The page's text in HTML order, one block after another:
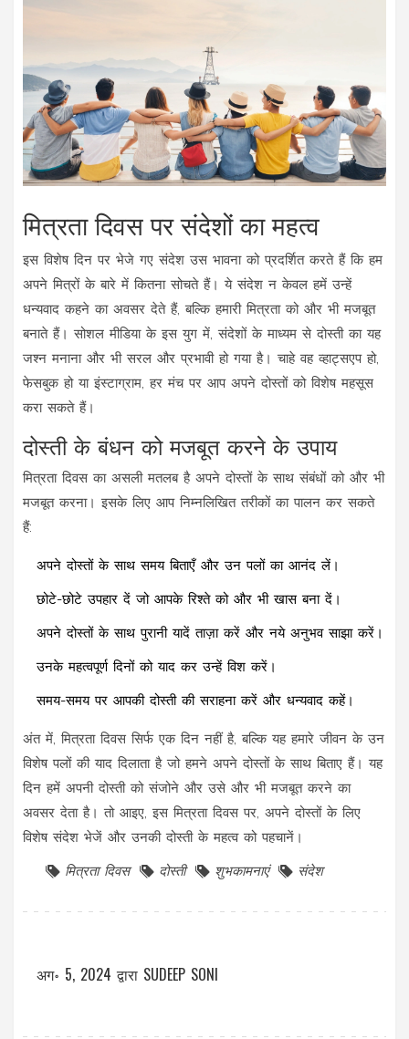
मित्रता दिवस पर संदेशों का महत्व
इस विशेष दिन पर भेजे गए संदेश उस भावना को प्रदर्शित करते हैं कि हम
अपने मित्रों के बारे में कितना सोचते हैं। ये संदेश न केवल हमें उन्हें
धन्यवाद कहने का अवसर देते हैं, बल्कि हमारी मित्रता को और भी मजबूत
बनाते हैं। सोशल मीडिया के इस युग में, संदेशों के माध्यम से दोस्ती का यह
जश्न मनाना और भी सरल और प्रभावी हो गया है। चाहे वह व्हाट्सएप हो,
फेसबुक हो या इंस्टाग्राम, हर मंच पर आप अपने दोस्तों को विशेष महसूस
करा सकते हैं।
दोस्ती के बंधन को मजबूत करने के उपाय
मित्रता दिवस का असली मतलब है अपने दोस्तों के साथ संबंधों को और भी
मजबूत करना। इसके लिए आप निम्नलिखित तरीकों का पालन कर सकते
हैं:
अपने दोस्तों के साथ समय बिताएँ और उन पलों का आनंद लें।
छोटे-छोटे उपहार दें जो आपके रिश्ते को और भी खास बना दें।
अपने दोस्तों के साथ पुरानी यादें ताज़ा करें और नये अनुभव साझा करें।
उनके महत्वपूर्ण दिनों को याद कर उन्हें विश करें।
समय-समय पर आपकी दोस्ती की सराहना करें और धन्यवाद कहें।
अंत में, मित्रता दिवस सिर्फ एक दिन नहीं है, बल्कि यह हमारे जीवन के उन
विशेष पलों की याद दिलाता है जो हमने अपने दोस्तों के साथ बिताए हैं। यह
दिन हमें अपनी दोस्ती को संजोने और उसे और भी मजबूत करने का
अवसर देता है। तो आइए, इस मित्रता दिवस पर, अपने दोस्तों के लिए
विशेष संदेश भेजें और उनकी दोस्ती के महत्व को पहचानें।
मित्रता दिवस दोस्ती शुभकामनाएं संदेश
अग॰ 5, 2024 द्वारा SUDEEP SONI